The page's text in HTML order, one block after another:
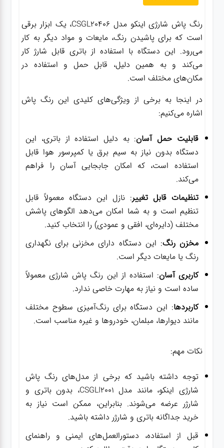
رنگ پاش شارژی اینکو مدل CSGL20406، یک ابزار برقی
است که برای پاشیدن رنگ، مایعات و مواد دیگر به کار
می‌رود. این دستگاه با استفاده از باتری قابل شارژ کار
می‌کند و به همین دلیل، قابل حمل و استفاده در
مکان‌های مختلف است.
در اینجا به برخی از ویژگی‌های کلیدی این رنگ پاش
اشاره می‌کنیم:
قابلیت حمل آسان: به دلیل استفاده از باتری، این
دستگاه بدون نیاز به سیم برق یا کمپرسور هوا قابل
استفاده است، که امکان جابجایی آسان را فراهم
می‌کند.
تنظیمات قابل تغییر: نازل این دستگاه معمولاً قابل
تنظیم است و به شما امکان می‌دهد الگوهای پاشش
مختلف (دایره‌ای، افقی و عمودی) را انتخاب کنید.
مخزن رنگ: این دستگاه دارای مخزنی برای نگهداری
رنگ یا مایعات دیگر است.
کاربری آسان: استفاده از این رنگ پاش شارژی معمولاً
ساده است و نیاز به مهارت خاصی ندارد.
کاربردها: این دستگاه برای رنگ‌آمیزی سطوح مختلف
مانند دیوارها، مبلمان، خودروها و غیره مناسب است.
نکات مهم:
توجه داشته باشید که برخی از مدل‌های رنگ پاش
شارژی اینکو، مانند مدل CSGLI2001، بدون باتری و
شارژر عرضه می‌شوند. بنابراین، ممکن است نیاز به
خرید جداگانه باتری و شارژر داشته باشید.
قبل از استفاده، دستورالعمل‌های ایمنی و راهنمای